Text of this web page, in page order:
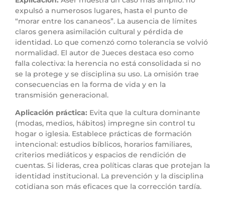
expulsó a numerosos lugares, hasta el punto de
“morar entre los cananeos”. La ausencia de límites
claros genera asimilación cultural y pérdida de
identidad. Lo que comenzó como tolerancia se volvió
normalidad. El autor de Jueces destaca eso como
falla colectiva: la herencia no está consolidada si no
se la protege y se disciplina su uso. La omisión trae
consecuencias en la forma de vida y en la
transmisión generacional.
Aplicación práctica: Evita que la cultura dominante
(modas, medios, hábitos) impregne sin control tu
hogar o iglesia. Establece prácticas de formación
intencional: estudios bíblicos, horarios familiares,
criterios mediáticos y espacios de rendición de
cuentas. Si lideras, crea políticas claras que protejan la
identidad institucional. La prevención y la disciplina
cotidiana son más eficaces que la corrección tardía.